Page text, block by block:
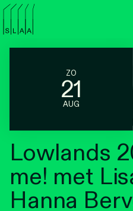
ZO
21
AUG
Lowlands
me! met
Hanna
Agenda
Luisteren
Nieuwsbrief
Over SLAA